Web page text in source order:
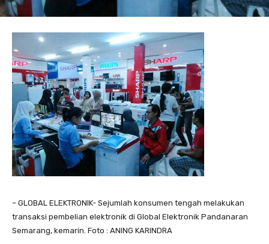
– GLOBAL ELEKTRONIK- Sejumlah konsumen tengah melakukan
transaksi pembelian elektronik di Global Elektronik Pandanaran
Semarang, kemarin. Foto : ANING KARINDRA